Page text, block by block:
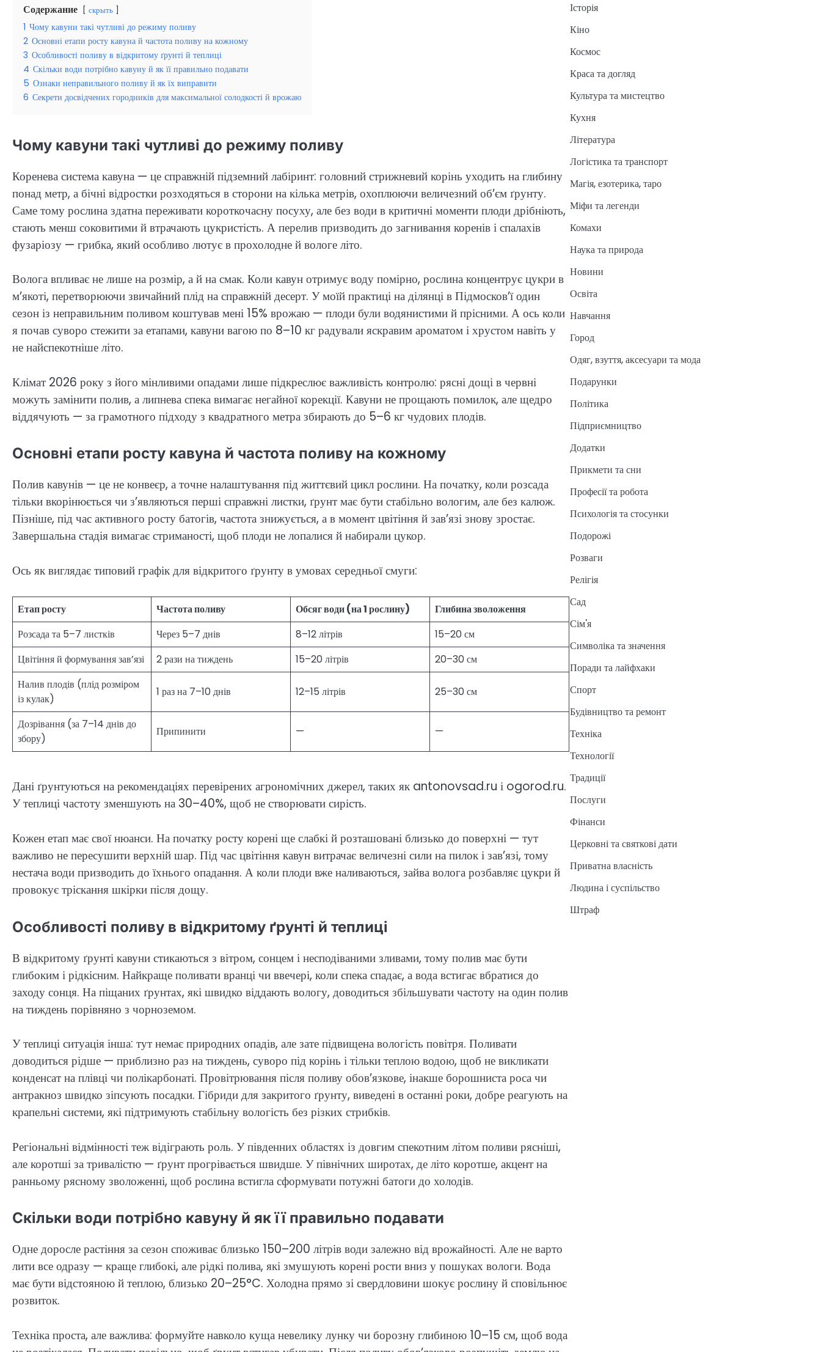
Содержание скрыть
1 Чому кавуни такі чутливі до режиму поливу
2 Основні етапи росту кавуна й частота поливу на кожному
3 Особливості поливу в відкритому ґрунті й теплиці
4 Скільки води потрібно кавуну й як її правильно подавати
5 Ознаки неправильного поливу й як їх виправити
6 Секрети досвідчених городників для максимальної солодкості й врожаю
Чому кавуни такі чутливі до режиму поливу
Коренева система кавуна — це справжній підземний лабіринт: головний стрижневий корінь уходить на глибину
понад метр, а бічні відростки розходяться в сторони на кілька метрів, охоплюючи величезний об’єм ґрунту.
Саме тому рослина здатна переживати короткочасну посуху, але без води в критичні моменти плоди дрібніють,
стають менш соковитими й втрачають цукристість. А перелив призводить до загнивання коренів і спалахів
фузаріозу — грибка, який особливо лютує в прохолодне й вологе літо.
Волога впливає не лише на розмір, а й на смак. Коли кавун отримує воду помірно, рослина концентрує цукри в
м’якоті, перетворюючи звичайний плід на справжній десерт. У моїй практиці на ділянці в Підмосков’ї один
сезон із неправильним поливом коштував мені 15% врожаю — плоди були водянистими й прісними. А ось коли
я почав суворо стежити за етапами, кавуни вагою по 8–10 кг радували яскравим ароматом і хрустом навіть у
не найспекотніше літо.
Клімат 2026 року з його мінливими опадами лише підкреслює важливість контролю: рясні дощі в червні
можуть замінити полив, а липнева спека вимагає негайної корекції. Кавуни не прощають помилок, але щедро
віддячують — за грамотного підходу з квадратного метра збирають до 5–6 кг чудових плодів.
Основні етапи росту кавуна й частота поливу на кожному
Полив кавунів — це не конвеєр, а точне налаштування під життєвий цикл рослини. На початку, коли розсада
тільки вкорінюється чи з’являються перші справжні листки, ґрунт має бути стабільно вологим, але без калюж.
Пізніше, під час активного росту батогів, частота знижується, а в момент цвітіння й зав’язі знову зростає.
Завершальна стадія вимагає стриманості, щоб плоди не лопалися й набирали цукор.
Ось як виглядає типовий графік для відкритого ґрунту в умовах середньої смуги:
Етап росту Частота поливу Обсяг води (на 1 рослину)
Глибина зволоження
Розсада та 5–7 листків
Через 5–7 днів 8–12 літрів
15–20 см
Цвітіння й формування зав’язі
2 рази на тиждень 15–20 літрів
20–30 см
Налив плодів (плід розміром
із кулак)
1 раз на 7–10 днів 12–15 літрів 25–30 см
Дозрівання (за 7–14 днів до
збору)
Припинити — —
Дані ґрунтуються на рекомендаціях перевірених агрономічних джерел, таких як antonovsad.ru і ogorod.ru.
У теплиці частоту зменшують на 30–40%, щоб не створювати сирість.
Кожен етап має свої нюанси. На початку росту корені ще слабкі й розташовані близько до поверхні — тут
важливо не пересушити верхній шар. Під час цвітіння кавун витрачає величезні сили на пилок і зав’язі, тому
нестача води призводить до їхнього опадання. А коли плоди вже наливаються, зайва волога розбавляє цукри й
провокує тріскання шкірки після дощу.
Особливості поливу в відкритому ґрунті й теплиці
В відкритому ґрунті кавуни стикаються з вітром, сонцем і несподіваними зливами, тому полив має бути
глибоким і рідкісним. Найкраще поливати вранці чи ввечері, коли спека спадає, а вода встигає вбратися до
заходу сонця. На піщаних ґрунтах, які швидко віддають вологу, доводиться збільшувати частоту на один полив
на тиждень порівняно з чорноземом.
У теплиці ситуація інша: тут немає природних опадів, але зате підвищена вологість повітря. Поливати
доводиться рідше — приблизно раз на тиждень, суворо під корінь і тільки теплою водою, щоб не викликати
конденсат на плівці чи полікарбонаті. Провітрювання після поливу обов’язкове, інакше борошниста роса чи
антракноз швидко зіпсують посадки. Гібриди для закритого ґрунту, виведені в останні роки, добре реагують на
крапельні системи, які підтримують стабільну вологість без різких стрибків.
Регіональні відмінності теж відіграють роль. У південних областях із довгим спекотним літом поливи рясніші,
але коротші за тривалістю — ґрунт прогрівається швидше. У північних широтах, де літо коротше, акцент на
ранньому рясному зволоженні, щоб рослина встигла сформувати потужні батоги до холодів.
Скільки води потрібно кавуну й як її правильно подавати
Одне доросле растіння за сезон споживає близько 150–200 літрів води залежно від врожайності. Але не варто
лити все одразу — краще глибокі, але рідкі полива, які змушують корені рости вниз у пошуках вологи. Вода
має бути відстояною й теплою, близько 20–25°C. Холодна прямо зі свердловини шокує рослину й сповільнює
розвиток.
Техніка проста, але важлива: формуйте навколо куща невелику лунку чи борозну глибиною 10–15 см, щоб вода
Історія
Кіно
Космос
Краса та догляд
Культура та мистецтво
Кухня
Література
Логістика та транспорт
Магія, езотерика, таро
Міфи та легенди
Комахи
Наука та природа
Новини
Освіта
Навчання
Город
Одяг, взуття, аксесуари та мода
Подарунки
Політика
Підприємництво
Додатки
Прикмети та сни
Професії та робота
Психологія та стосунки
Подорожі
Розваги
Релігія
Сад
Сім'я
Символіка та значення
Поради та лайфхаки
Спорт
Будівництво та ремонт
Техніка
Технології
Традиції
Послуги
Фінанси
Церковні та святкові дати
Приватна власність
Людина і суспільство
Штраф